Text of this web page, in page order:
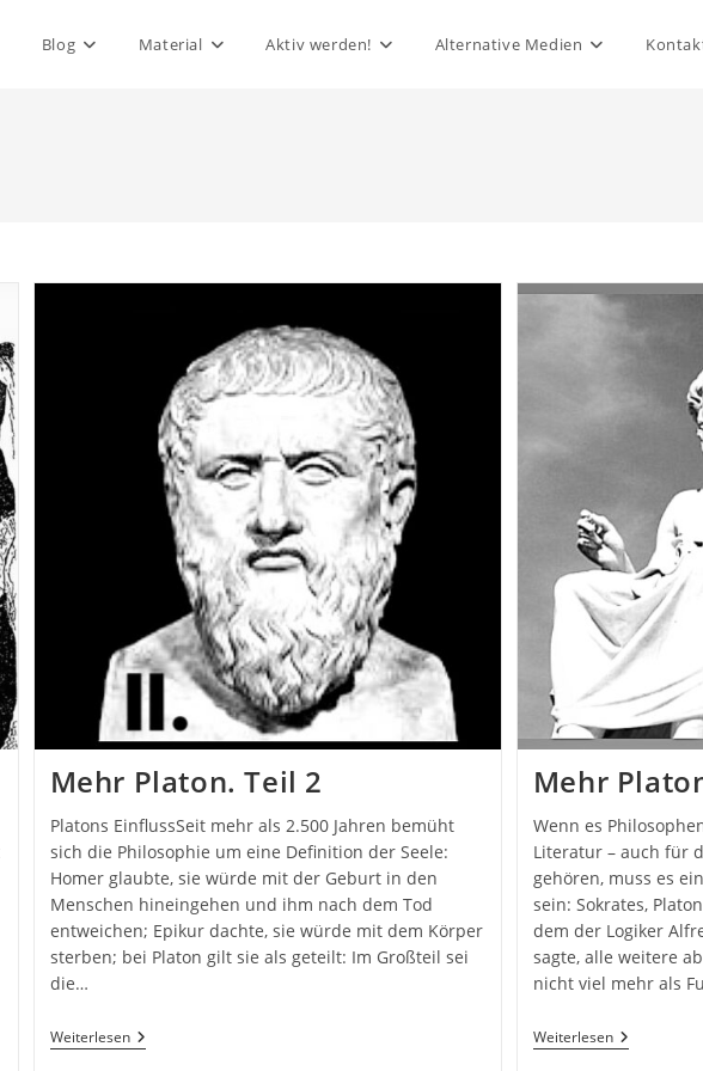
Blog Material Aktiv werden! Alternative Medien
Mehr Platon. Teil 2
Platons EinflussSeit mehr als 2.500 Jahren bemüht
sich die Philosophie um eine Definition der Seele:
Homer glaubte, sie würde mit der Geburt in den
Menschen hineingehen und ihm nach dem Tod
entweichen; Epikur dachte, sie würde mit dem Körper
sterben; bei Platon gilt sie als geteilt: Im Großteil sei
die…
WeiterlesenMehr
Platon.
Mehr
Wenn es
Literatur – auch für
gehören, muss es
sein: Sokrates,
dem der Logiker
sagte, alle weitere
nicht viel mehr als
WeiterlesenMehr
Platon.